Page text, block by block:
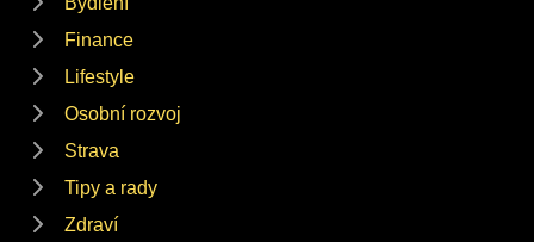
Finance
Lifestyle
Osobní rozvoj
Strava
Tipy a rady
Zdraví